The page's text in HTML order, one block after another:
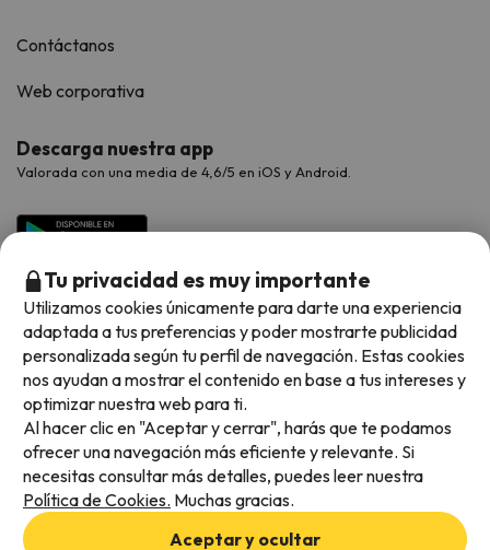
Contáctanos
Web corporativa
Descarga nuestra app
Valorada con una media de 4,6/5 en iOS y Android.
Métodos de pago disponibles
Condiciones generales
Tu privacidad es muy importante
Utilizamos cookies únicamente para darte una experiencia
adaptada a tus preferencias y poder mostrarte publicidad
personalizada según tu perfil de navegación. Estas cookies
nos ayudan a mostrar el contenido en base a tus intereses y
optimizar nuestra web para ti.
Al hacer clic en "Aceptar y cerrar", harás que te podamos
ofrecer una navegación más eficiente y relevante. Si
necesitas consultar más detalles, puedes leer nuestra
Política de Cookies. Muchas gracias.
Aceptar y ocultar